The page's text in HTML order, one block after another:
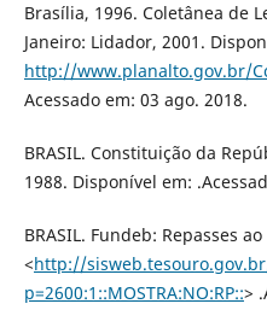
Brasília, 1996. Coletânea de
Janeiro: Lidador, 2001.
http://www.planalto.gov.br/
Acessado em: 03 ago. 2018.
BRASIL. Constituição da
1988. Disponível em:
BRASIL. Fundeb: Repasses
<http://
p=2600:1::MOSTRA:NO:RP::>